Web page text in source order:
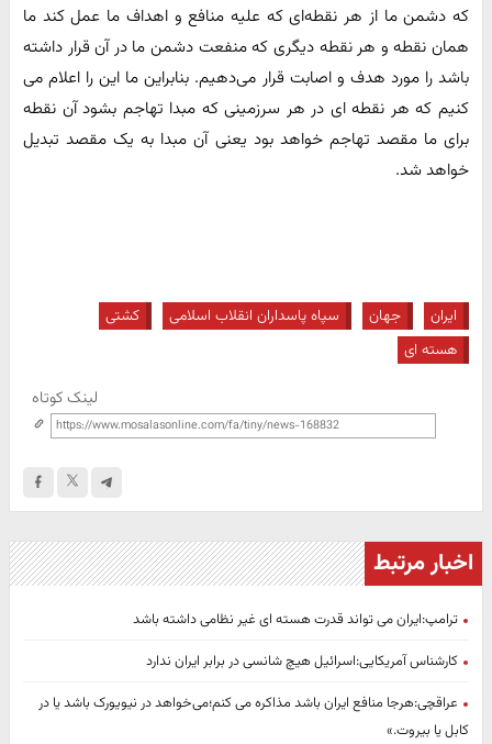
که دشمن ما از هر نقطه‌ای که علیه منافع و اهداف ما عمل کند ما
همان نقطه و هر نقطه ‌دیگری که منفعت دشمن ما در آن قرار داشته
باشد را مورد هدف و اصابت قرار می‌دهیم. بنابراین ما این را اعلام می
کنیم که هر نقطه ای در هر سرزمینی که مبدا تهاجم بشود آن نقطه
برای ما مقصد تهاجم خواهد بود یعنی آن مبدا به یک مقصد تبدیل
خواهد شد.
ایران جهان سپاه پاسداران انقلاب اسلامی
کشتی
هسته ای
لینک کوتاه
اخبار مرتبط
ترامپ:ایران می تواند قدرت هسته ای غیر نظامی داشته باشد
کارشناس آمریکایی:اسرائیل هیچ شانسی در برابر ایران ندارد
عراقچی:هرجا منافع ایران باشد مذاکره می کنم؛می‌خواهد در نیویورک باشد یا در
کابل یا بیروت.»